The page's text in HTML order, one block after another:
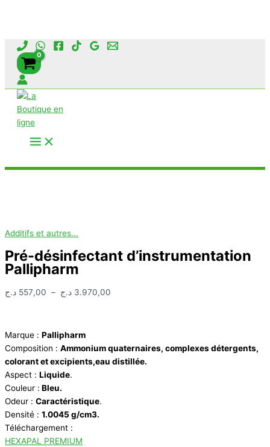
Aller
contenu
Additifs et autres...
Pré-désinfectant d’instrumentation
Pallipharm
557,00 د.ج – 3.970,00 د.ج
à
Marque : Pallipharm
Composition : Ammonium quaternaires, complexes détergents,
colorant et excipients,eau distillée.
Aspect : Liquide.
Couleur : Bleu.
Odeur : Caractéristique.
Densité : 1.0045 g/cm3.
Téléchargement :
HEXAPAL PREMIUM